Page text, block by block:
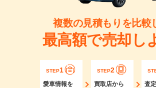
複数の見積もりを比較
最高額で売却し
STEP1
愛車情報を
STEP2
買取店から
査